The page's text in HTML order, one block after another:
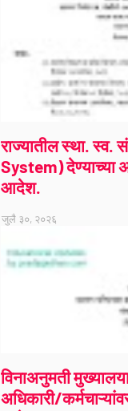
राज्यातील स्था. स्व.
System) देण्याच्या
आदेश.
जुलै ३०, २०२६
विनाअनुमती
अधिकारी/